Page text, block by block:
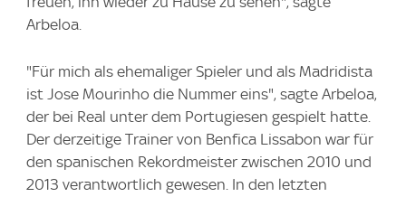
Arbeloa.
"Für mich als ehemaliger Spieler und als Madridista
ist Jose Mourinho die Nummer eins", sagte Arbeloa,
der bei Real unter dem Portugiesen gespielt hatte.
Der derzeitige Trainer von Benfica Lissabon war für
den spanischen Rekordmeister zwischen 2010 und
2013 verantwortlich gewesen. In den letzten